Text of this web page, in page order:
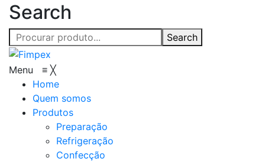
Search
Search
Menu ≡ ╳
Home
Quem somos
Produtos
Preparação
Refrigeração
Confecção